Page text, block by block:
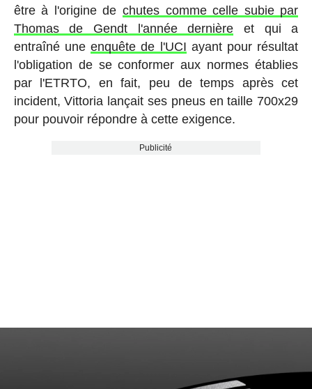
être à l'origine de chutes comme celle subie par
Thomas de Gendt l'année dernière et qui a
entraîné uneenquête de l'UCI ayant pour résultat
l'obligation de se conformer aux normes établies
par l'ETRTO, en fait, peu de temps après cet
incident, Vittoria lançait ses pneus en taille 700x29
pour pouvoir répondre à cette exigence.
Publicité